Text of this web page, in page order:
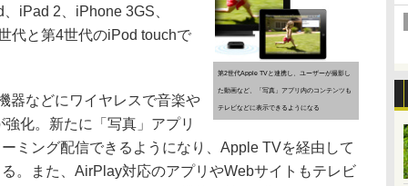
第2世代Apple TVと連携し、ユーザーが撮影し
た動画など、「写真」アプリ内のコンテンツも
テレビなどに表示できるようになる
iPad 2、iPhone 3GS、
代と第4世代のiPod touchで
器などにワイヤレスで音楽や
化。新たに「写真」アプリ
ミング配信できるようになり、Apple TVを経由して
。また、AirPlay対応のアプリやWebサイトもテレビ